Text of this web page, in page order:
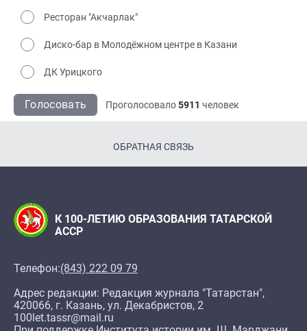
Ресторан "Акчарлак"
Диско-бар в Молодёжном центре в Казани
ДК Урицкого
Голосовать Проголосовало5911 человек
ОБРАТНАЯ СВЯЗЬ
К 100-ЛЕТИЮ ОБРАЗОВАНИЯ ТАТАРСКОЙ
АССР
Телефон:(843) 222 09 79
Адрес редакции: Редакция журнала "Татарстан",
420066, г. Казань, ул. Декабристов, 2
100let.tassr@mail.ru